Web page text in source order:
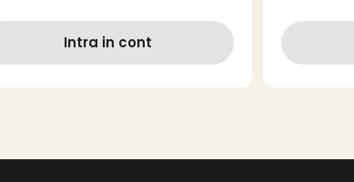
Intra in cont